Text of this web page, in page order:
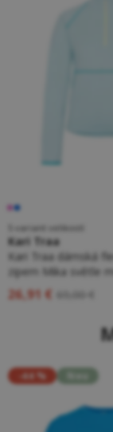
5 variant velikostí
Kari Traa
Kari Traa dámská
zipem Mika světle
26,91 €
-44 %